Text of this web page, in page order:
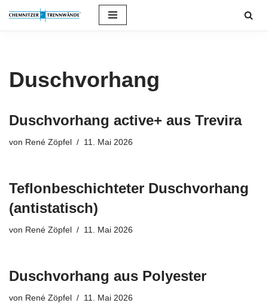
Duschvorhang
Duschvorhang active+ aus Trevira
von René Zöpfel 11. Mai 2026
Teflonbeschichteter Duschvorhang
(antistatisch)
von René Zöpfel 11. Mai 2026
Duschvorhang aus Polyester
von René Zöpfel 11. Mai 2026